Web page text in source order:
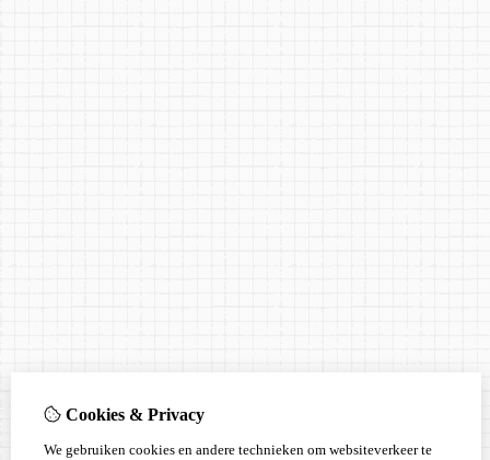
Cookies & Privacy
We gebruiken cookies en andere technieken om websiteverkeer te